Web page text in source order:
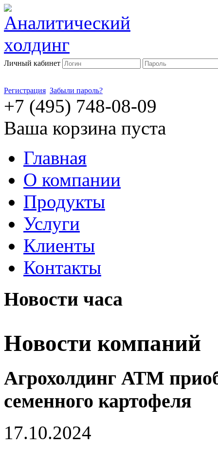
Личный кабинет
Регистрация Забыли пароль?
+7 (495) 748-08-09
Ваша корзина пуста
Главная
О компании
Продукты
Услуги
Клиенты
Контакты
Новости часа
Новости компаний
Агрохолдинг АТМ
семенного картофеля
17.10.2024